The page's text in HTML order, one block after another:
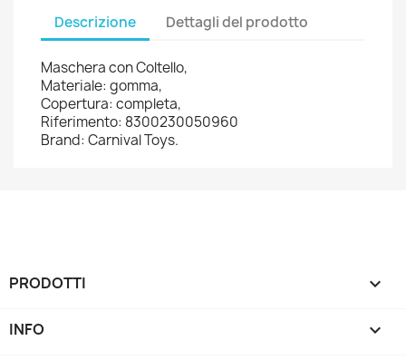
Descrizione Dettagli del prodotto
Maschera con Coltello,
Materiale: gomma,
Copertura: completa,
Riferimento: 8300230050960
Brand: Carnival Toys.
PRODOTTI 
INFO 